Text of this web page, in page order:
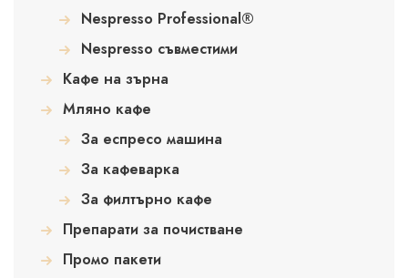
Nespresso Professional®
Nespresso съвместими
Кафе на зърна
Мляно кафе
За еспресо машина
За кафеварка
За филтърно кафе
Препарати за почистване
Промо пакети